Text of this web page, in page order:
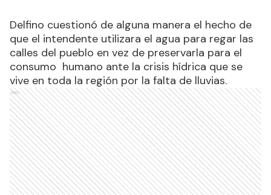
Delfino cuestionó de alguna manera el hecho de
que el intendente utilizara el agua para regar las
calles del pueblo en vez de preservarla para el
consumo humano ante la crisis hídrica que se
vive en toda la región por la falta de lluvias.
Ads